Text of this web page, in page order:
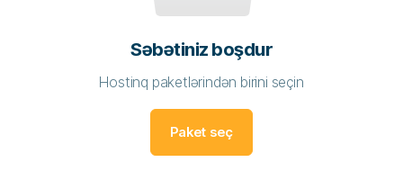
Səbətiniz boşdur
Hostinq paketlərindən birini seçin
Paket seç